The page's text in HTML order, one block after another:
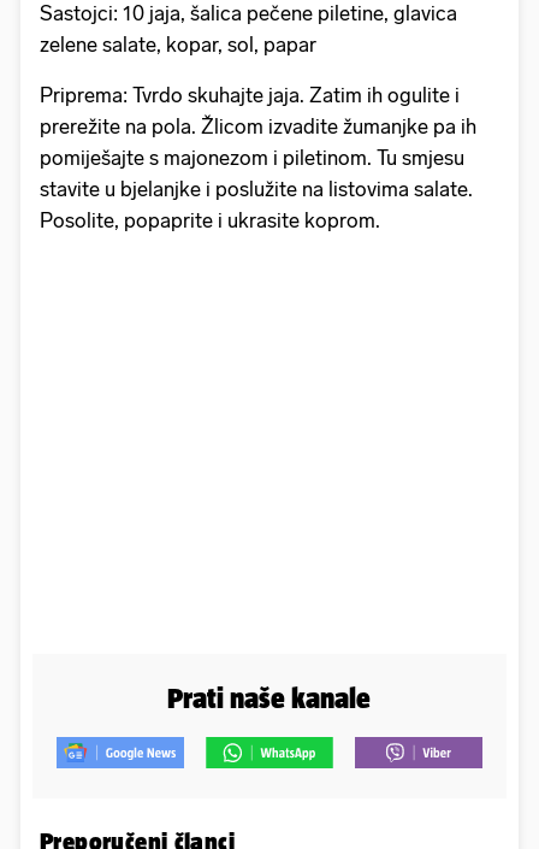
Sastojci: 10 jaja, šalica pečene piletine, glavica
zelene salate, kopar, sol, papar
Priprema: Tvrdo skuhajte jaja. Zatim ih ogulite i
prerežite na pola. Žlicom izvadite žumanjke pa ih
pomiješajte s majonezom i piletinom. Tu smjesu
stavite u bjelanjke i poslužite na listovima salate.
Posolite, popaprite i ukrasite koprom.
Prati naše kanale
Preporučeni članci